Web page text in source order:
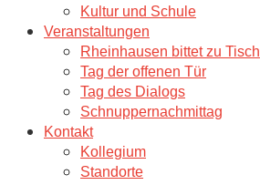
Kultur und Schule
Veranstaltungen
Rheinhausen bittet zu Tisch
Tag der offenen Tür
Tag des Dialogs
Schnuppernachmittag
Kontakt
Kollegium
Standorte